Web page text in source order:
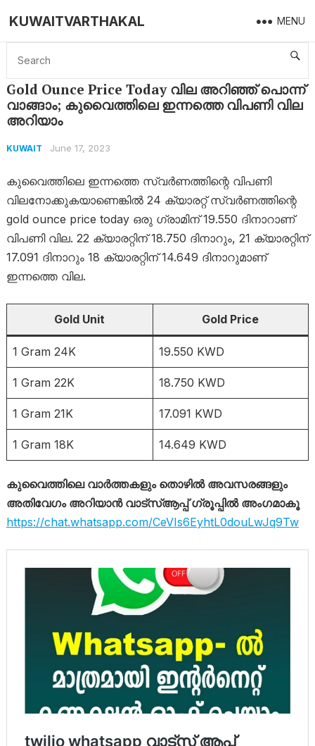
KUWAITVARTHAKAL MENU
Home Kuwait Gold Ounce Price Today വില അറിഞ്ഞ് പൊന്ന് വാങ്ങാം; കുവൈത്തിലെ ഇന്നത്തെ വിപണി വില അറിയാം
Gold Ounce Price Today വില അറിഞ്ഞ് പൊന്ന്
വാങ്ങാം; കുവൈത്തിലെ ഇന്നത്തെ വിപണി വില
അറിയാം
KUWAIT June 17, 2023
കുവൈത്തിലെ ഇന്നത്തെ സ്വർണത്തിന്റെ വിപണി
വിലനോക്കുകയാണെങ്കിൽ 24 ക്യാരറ്റ് സ്വർണത്തിന്റെ
gold ounce price today ഒരു ​ഗ്രാമിന് 19.550 ദിനാറാണ്
വിപണി വില. 22 ക്യാരറ്റിന് 18.750 ദിനാറും, 21 ക്യാരറ്റിന്
17.091 ദിനാറും 18 ക്യാരറ്റിന് 14.649 ദിനാറുമാണ്
ഇന്നത്തെ വില.‌‌‌
Gold Unit Gold Price
1 Gram 24K 19.550 KWD
1 Gram 22K 18.750 KWD
1 Gram 21K 17.091 KWD
1 Gram 18K 14.649 KWD
കുവൈത്തിലെ വാർത്തകളും തൊഴിൽ അവസരങ്ങളും
അതിവേഗം അറിയാൻ വാട്സ്ആപ്പ് ഗ്രൂപ്പിൽ അംഗമാകൂ
https://chat.whatsapp.com/CeVIs6EyhtL0douLwJq9Tw